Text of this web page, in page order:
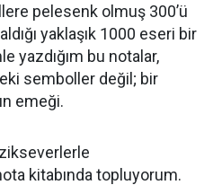
pelesenk olmuş 300’ü
yaklaşık 1000 eseri bir
yazdığım bu notalar,
semboller değil; bir
emeği.
kitabında topluyorum.